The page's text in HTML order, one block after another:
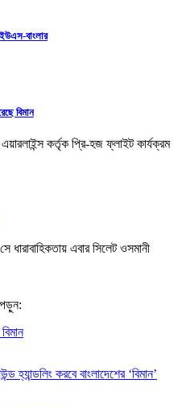
বাংলার
বিমান
কর্তৃক প্রি-হজ ফ্লাইট কার্যক্রম
এবার সিলেট ওসমানী
হ্যান্ডলিং করবে বাংলাদেশের ‘বিমান’